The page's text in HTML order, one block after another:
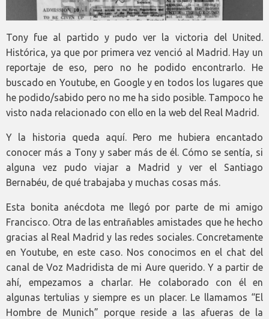
Tony fue al partido y pudo ver la victoria del United.
Histórica, ya que por primera vez venció al Madrid. Hay un
reportaje de eso, pero no he podido encontrarlo. He
buscado en Youtube, en Google y en todos los lugares que
he podido/sabido pero no me ha sido posible. Tampoco he
visto nada relacionado con ello en la web del Real Madrid.
Y la historia queda aquí. Pero me hubiera encantado
conocer más a Tony y saber más de él. Cómo se sentía, si
alguna vez pudo viajar a Madrid y ver el Santiago
Bernabéu, de qué trabajaba y muchas cosas más.
Esta bonita anécdota me llegó por parte de mi amigo
Francisco. Otra de las entrañables amistades que he hecho
gracias al Real Madrid y las redes sociales. Concretamente
en Youtube, en este caso. Nos conocimos en el chat del
canal de Voz Madridista de mi Aure querido. Y a partir de
ahí, empezamos a charlar. He colaborado con él en
algunas tertulias y siempre es un placer. Le llamamos “El
Hombre de Munich” porque reside a las afueras de la